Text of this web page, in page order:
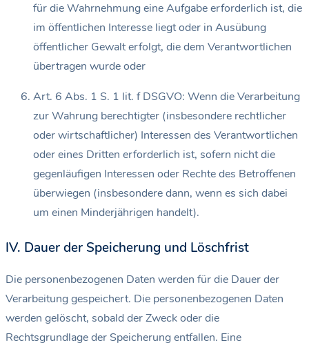
für die Wahrnehmung eine Aufgabe erforderlich ist, die
im öffentlichen Interesse liegt oder in Ausübung
öffentlicher Gewalt erfolgt, die dem Verantwortlichen
übertragen wurde oder
Art. 6 Abs. 1 S. 1 lit. f DSGVO: Wenn die Verarbeitung
zur Wahrung berechtigter (insbesondere rechtlicher
oder wirtschaftlicher) Interessen des Verantwortlichen
oder eines Dritten erforderlich ist, sofern nicht die
gegenläufigen Interessen oder Rechte des Betroffenen
überwiegen (insbesondere dann, wenn es sich dabei
um einen Minderjährigen handelt).
IV. Dauer der Speicherung und Löschfrist
Die personenbezogenen Daten werden für die Dauer der
Verarbeitung gespeichert. Die personenbezogenen Daten
werden gelöscht, sobald der Zweck oder die
Rechtsgrundlage der Speicherung entfallen. Eine